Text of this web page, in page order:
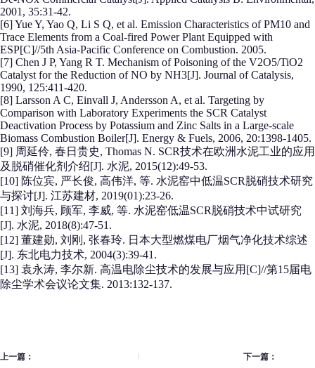
2001, 35:31-42.
[6] Yue Y, Yao Q, Li S Q, et al. Emission Characteristics of PM10 and
Trace Elements from a Coal-fired Power Plant Equipped with
ESP[C]//5th Asia-Pacific Conference on Combustion. 2005.
[7] Chen J P, Yang R T. Mechanism of Poisoning of the V2O5/TiO2
Catalyst for the Reduction of NO by NH3[J]. Journal of Catalysis,
1990, 125:411-420.
[8] Larsson A C, Einvall J, Andersson A, et al. Targeting by
Comparison with Laboratory Experiments the SCR Catalyst
Deactivation Process by Potassium and Zinc Salts in a Large-scale
Biomass Combustion Boiler[J]. Energy & Fuels, 2006, 20:1398-1405.
[9] 周延伶, 春日贵史, Thomas N. SCR技术在欧洲水泥工业的应用
及脱硝催化剂介绍[J]. 水泥, 2015(12):49-53.
[10] 陈位宾, 严长俊, 高伟洋, 等. 水泥窑中低温SCR脱硝技术研究
与探讨[J]. 江苏建材, 2019(01):23-26.
[11] 刘海兵, 顾军, 李威, 等. 水泥窑低温SCR脱硝技术中试研究
[J]. 水泥, 2018(8):47-51.
[12] 董建勋, 刘刚, 张春玲. 日本大型燃煤电厂烟气净化技术综述
[J]. 东北电力技术, 2004(3):39-41.
[13] 袁永涛, 李尔新. 高温电除尘技术的发展与应用[C]//第15届电
除尘学术会议论文集. 2013:132-137.
上一篇： 下一篇：